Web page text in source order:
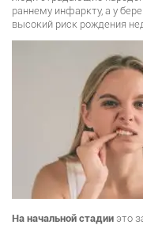
раннему инфаркту, а у
высокий риск рождения
На начальной стадии это